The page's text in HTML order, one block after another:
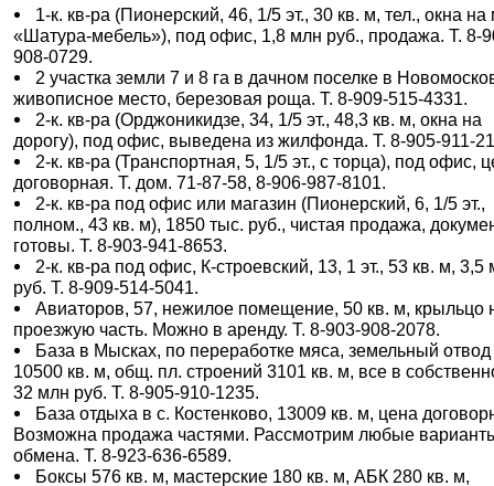
1-к. кв-ра (Пионерский, 46, 1/5 эт., 30 кв. м, тел., окна на
«Шатура-мебель»), под офис, 1,8 млн руб., продажа. Т. 8-
908-0729.
2 участка земли 7 и 8 га в дачном поселке в
живописное место, березовая роща. Т. 8-909-515-4331.
2-к. кв-ра (Орджоникидзе, 34, 1/5 эт., 48,3 кв. м, окна на
дорогу), под офис, выведена из жилфонда. Т. 8-905-911-
2-к. кв-ра (Транспортная, 5, 1/5 эт., с торца), под офис,
договорная. Т. дом. 71-87-58, 8-906-987-8101.
2-к. кв-ра под офис или магазин (Пионерский, 6, 1/5 эт.,
полном., 43 кв. м), 1850 тыс. руб., чистая продажа,
готовы. Т. 8-903-941-8653.
2-к. кв-ра под офис, К-строевский, 13, 1 эт., 53 кв. м, 3,5
руб. Т. 8-909-514-5041.
Авиаторов, 57, нежилое помещение, 50 кв. м, крыльцо
проезжую часть. Можно в аренду. Т. 8-903-908-2078.
База в Мысках, по переработке мяса, земельный отвод
10500 кв. м, общ. пл. строений 3101 кв. м, все в
32 млн руб. Т. 8-905-910-1235.
База отдыха в с. Костенково, 13009 кв. м, цена
Возможна продажа частями. Рассмотрим любые
обмена. Т. 8-923-636-6589.
Боксы 576 кв. м, мастерские 180 кв. м, АБК 280 кв. м,